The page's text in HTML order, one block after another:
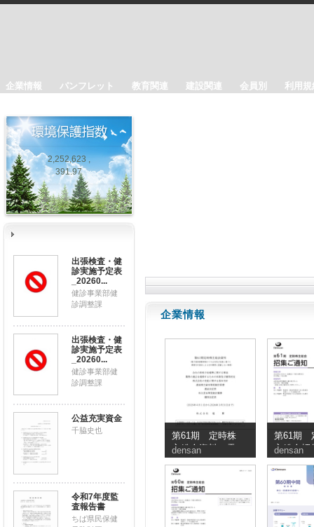
企業情報 パンフレット 教育関連 建設関連 会員別 利用規
2,252,623 ,
391.97
出張検査・健
診実施予定表
_20260...
健診事業部健
診調整課
出張検査・健
診実施予定表
_20260...
健診事業部健
診調整課
公益充実資金
千脇史也
令和7年度監
査報告書
ちば県民保健
企業情報
第61期 定時株
主総会資料（電
子提供措置事項
のうち交付書面
省略事項）
densan
第61期
主総会招
知
densan